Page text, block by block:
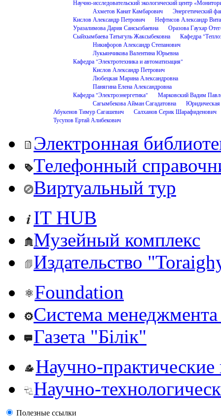
Научно-исследовательский экологический центр
Ахметов Канат Камбарович
Энергетический
Кислов Александр Петрович
Нефтисов Александр
Уразалимова Дария Сансызбаевна
Оразова Гаухар
Сыйхымбаева Татыгуль Жаксыбековна
Кафедра
Никифоров Александр Степанович
Лукьянчикова Валентина Юрьевна
Кафедра "Электротехника и автоматизация"
Кислов Александр Петрович
Любецкая Марина Александровна
Панягина Елена Александровна
Кафедра "Электроэнергетика"
Марковский Вадим
Сагымбекова Айман Сагадатовна
Абукенов Тимур Сагашевич
Салханов Серик Шарафиденович
Тусупов Ертай Алибекович
Электронная
Телефонный
Виртуальный тур
IT HUB
Музейный комплекс
Издательство
Foundation
Система менеджмента
Газета "Білік"
Научно-
Научно-
Полезные ссылки